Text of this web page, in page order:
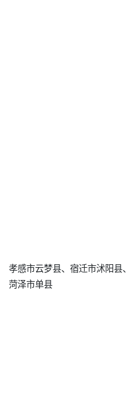
孝感市云梦县、宿迁市沭阳县
菏泽市单县